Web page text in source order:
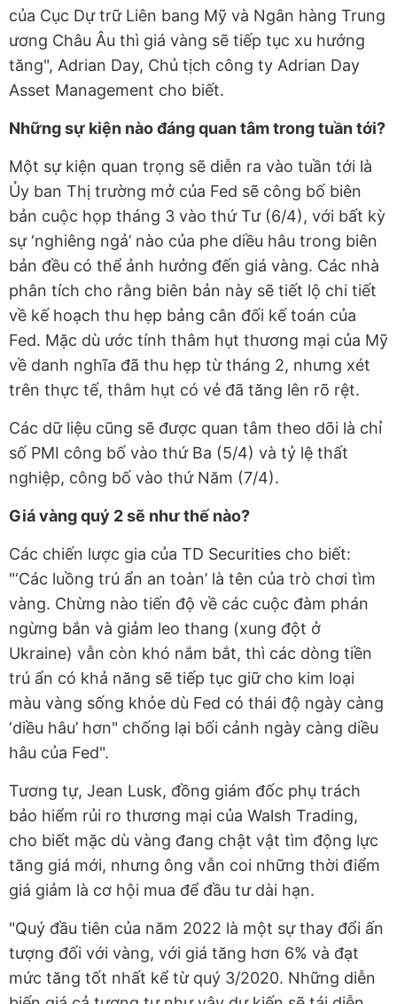
của Cục Dự trữ Liên bang Mỹ và Ngân hàng Trung
ương Châu Âu thì giá vàng sẽ tiếp tục xu hướng
tăng", Adrian Day, Chủ tịch công ty Adrian Day
Asset Management cho biết.
Những sự kiện nào đáng quan tâm trong tuần tới?
Một sự kiện quan trọng sẽ diễn ra vào tuần tới là
Ủy ban Thị trường mở của Fed sẽ công bố biên
bản cuộc họp tháng 3 vào thứ Tư (6/4), với bất kỳ
sự ‘nghiêng ngả’ nào của phe diều hâu trong biên
bản đều có thể ảnh hưởng đến giá vàng. Các nhà
phân tích cho rằng biên bản này sẽ tiết lộ chi tiết
về kế hoạch thu hẹp bảng cân đối kế toán của
Fed. Mặc dù ước tính thâm hụt thương mại của Mỹ
về danh nghĩa đã thu hẹp từ tháng 2, nhưng xét
trên thực tế, thâm hụt có vẻ đã tăng lên rõ rệt.
Các dữ liệu cũng sẽ được quan tâm theo dõi là chỉ
số PMI công bố vào thứ Ba (5/4) và tỷ lệ thất
nghiệp, công bố vào thứ Năm (7/4).
Giá vàng quý 2 sẽ như thế nào?
Các chiến lược gia của TD Securities cho biết:
"‘Các luồng trú ẩn an toàn’ là tên của trò chơi tìm
vàng. Chừng nào tiến độ về các cuộc đàm phán
ngừng bắn và giảm leo thang (xung đột ở
Ukraine) vẫn còn khó nắm bắt, thì các dòng tiền
trú ẩn có khả năng sẽ tiếp tục giữ cho kim loại
màu vàng sống khỏe dù Fed có thái độ ngày càng
‘diều hâu’ hơn" chống lại bối cảnh ngày càng diều
hâu của Fed".
Tương tự, Jean Lusk, đồng giám đốc phụ trách
bảo hiểm rủi ro thương mại của Walsh Trading,
cho biết mặc dù vàng đang chật vật tìm động lực
tăng giá mới, nhưng ông vẫn coi những thời điểm
giá giảm là cơ hội mua để đầu tư dài hạn.
"Quý đầu tiên của năm 2022 là một sự thay đổi ấn
tượng đối với vàng, với giá tăng hơn 6% và đạt
mức tăng tốt nhất kể từ quý 3/2020. Những diễn